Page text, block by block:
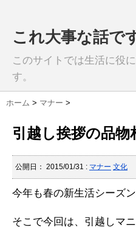
これ大事な話で
このサイトでは生活に役
す。
ホーム > マナー >
引越し挨拶の品物
公開日： 2015/01/31 : マナー 文化
今年も春の新生活シーズ
そこで今回は、引越しマ